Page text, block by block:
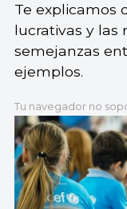
Te explicamos
lucrativas y las
semejanzas
ejemplos.
Tu navegador no